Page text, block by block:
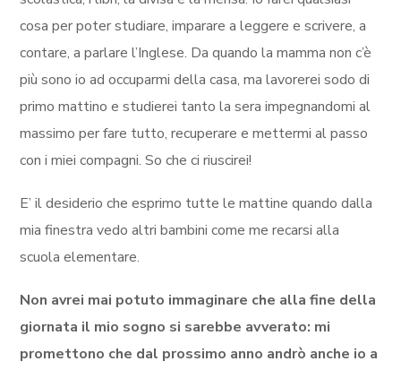
cosa per poter studiare, imparare a leggere e scrivere, a
contare, a parlare l’Inglese. Da quando la mamma non c’è
più sono io ad occuparmi della casa, ma lavorerei sodo di
primo mattino e studierei tanto la sera impegnandomi al
massimo per fare tutto, recuperare e mettermi al passo
con i miei compagni. So che ci riuscirei!
E’ il desiderio che esprimo tutte le mattine quando dalla
mia finestra vedo altri bambini come me recarsi alla
scuola elementare.
Non avrei mai potuto immaginare che alla fine della
giornata il mio sogno si sarebbe avverato: mi
promettono che dal prossimo anno andrò anche io a